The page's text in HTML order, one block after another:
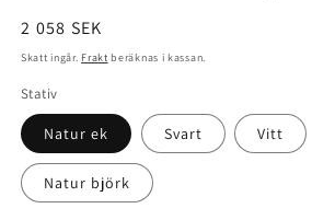
Ordinarie
pris
2 058 SEK
Skatt ingår. Frakt beräknas i kassan.
Stativ
Natur ek Svart Vitt
Natur björk